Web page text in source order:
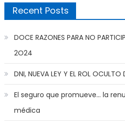
Recent Posts
DOCE RAZONES PARA NO
2O24
DNI, NUEVA LEY Y EL ROL OCULTO
El seguro que promueve… la
médica